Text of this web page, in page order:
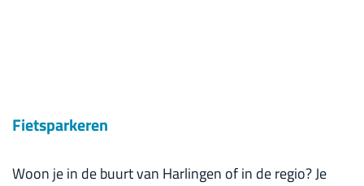
Fietsparkeren
Woon je in de buurt van Harlingen of in de regio? Je